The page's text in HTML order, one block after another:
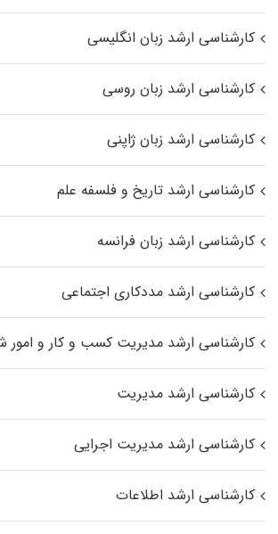
کارشناسی ارشد زبان انگلیسی
کارشناسی ارشد زبان روسی
کارشناسی ارشد زبان ژاپنی
کارشناسی ارشد تاریخ و فلسفه علم
کارشناسی ارشد زبان فرانسه
کارشناسی ارشد مددکاری اجتماعی
کارشناسی ارشد مدیریت کسب و کار و امور
کارشناسی ارشد مدیریت
کارشناسی ارشد مدیریت اجرایی
کارشناسی ارشد اطلاعات